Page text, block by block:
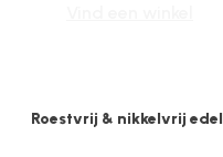
Roestvrij & nikkelvrij